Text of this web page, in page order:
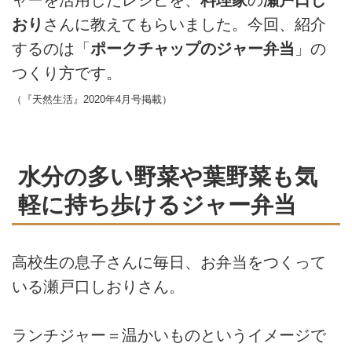
おり さんに教えてもらいました。今回、紹介
するのは「ポークチャップのジャー弁当 」の
つくり方です。
（『天然生活』2020年4月号掲載）
水分の多い野菜や葉野菜も気
軽に持ち歩けるジャー弁当
高校生の息子さんに毎日、お弁当をつくって
いる瀬戸口しおりさん。
ランチジャー＝温かいものというイメージで